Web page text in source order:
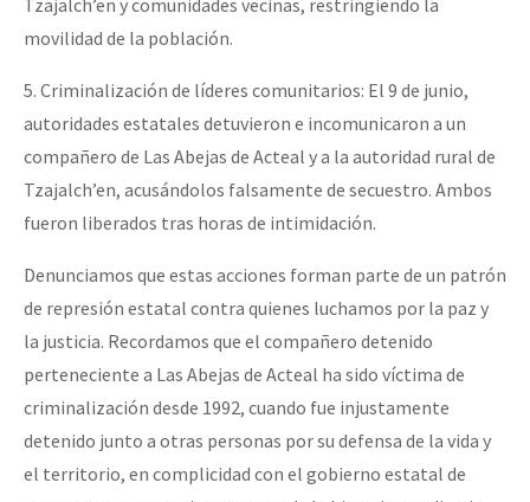
movilidad de la población.
5. Criminalización de líderes comunitarios: El 9 de junio,
autoridades estatales detuvieron e incomunicaron a un
compañero de Las Abejas de Acteal y a la autoridad rural de
Tzajalch’en, acusándolos falsamente de secuestro. Ambos
fueron liberados tras horas de intimidación.
Denunciamos que estas acciones forman parte de un patrón
de represión estatal contra quienes luchamos por la paz y
la justicia. Recordamos que el compañero detenido
perteneciente a Las Abejas de Acteal ha sido víctima de
criminalización desde 1992, cuando fue injustamente
detenido junto a otras personas por su defensa de la vida y
el territorio, en complicidad con el gobierno estatal de